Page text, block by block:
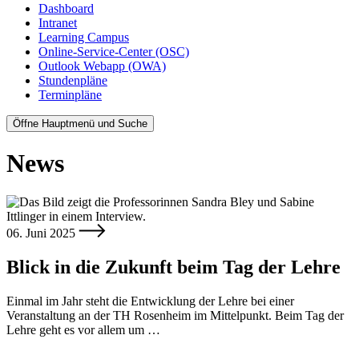
Dashboard
Intranet
Learning Campus
Online-Service-Center (OSC)
Outlook Webapp (OWA)
Stundenpläne
Terminpläne
Öffne Hauptmenü und Suche
News
06. Juni 2025
Blick in die Zukunft beim Tag der Lehre
Einmal im Jahr steht die Entwicklung der Lehre bei einer
Veranstaltung an der TH Rosenheim im Mittelpunkt. Beim Tag der
Lehre geht es vor allem um …